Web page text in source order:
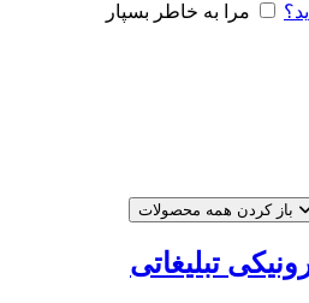
مرا به خاطر بسپار
باز کردن همه محصولات
تبلیغاتی